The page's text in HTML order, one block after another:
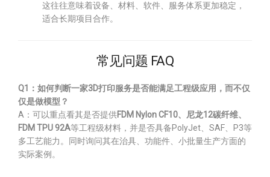
这往往意味着设备、材料、软件、服务体系更加稳定，
适合长期项目合作。
常见问题 FAQ
Q1：如何判断一家3D打印服务是否能满足工程级应用，而不仅
仅是做模型？
A：可以重点看其是否提供FDM Nylon CF10、尼龙12碳纤维、
FDM TPU 92A等工程级材料，并是否具备PolyJet、SAF、P3等
多工艺能力。同时询问其在治具、功能件、小批量生产方面的
实际案例。